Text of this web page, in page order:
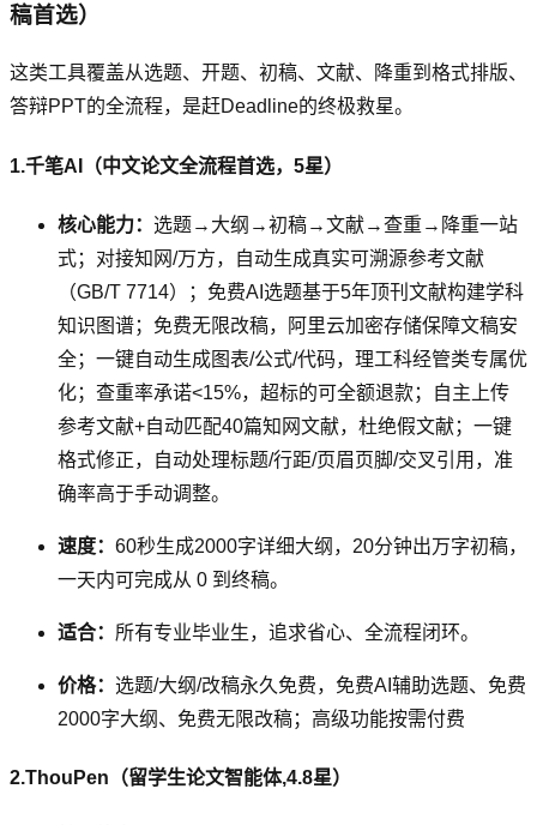
稿首选）
这类工具覆盖从选题、开题、初稿、文献、降重到格式排版、
答辩PPT的全流程，是赶Deadline的终极救星。
1.千笔AI（中文论文全流程首选，5星）
核心能力： 选题→大纲→初稿→文献→查重→降重一站
式；对接知网/万方，自动生成真实可溯源参考文献
（GB/T 7714）；免费AI选题基于5年顶刊文献构建学科
知识图谱；免费无限改稿，阿里云加密存储保障文稿安
全；一键自动生成图表/公式/代码，理工科经管类专属优
化；查重率承诺<15%，超标的可全额退款；自主上传
参考文献+自动匹配40篇知网文献，杜绝假文献；一键
格式修正，自动处理标题/行距/页眉页脚/交叉引用，准
确率高于手动调整。
速度： 60秒生成2000字详细大纲，20分钟出万字初稿，
一天内可完成从 0 到终稿。
适合： 所有专业毕业生，追求省心、全流程闭环。
价格： 选题/大纲/改稿永久免费，免费AI辅助选题、免费
2000字大纲、免费无限改稿；高级功能按需付费
2.ThouPen（留学生论文智能体,4.8星）